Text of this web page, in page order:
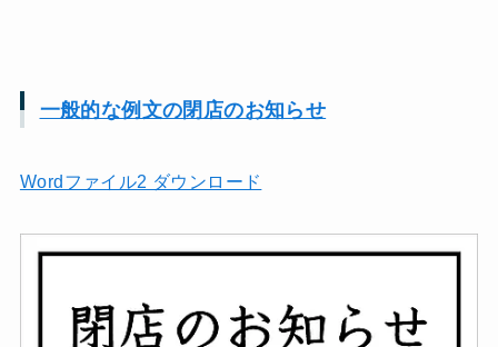
一般的な例文の閉店のお知らせ
Wordファイル2 ダウンロード